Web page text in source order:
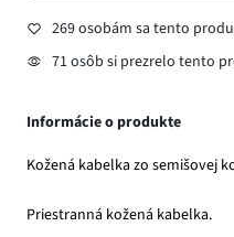
269 osobám sa tento
71 osôb si prezrelo tento
Informácie o produkte
Kožená kabelka zo semišovej
Priestranná kožená kabelka.